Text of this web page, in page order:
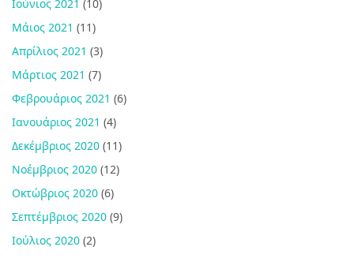
Ιούνιος 2021 (10)
Μάιος 2021 (11)
Απρίλιος 2021 (3)
Μάρτιος 2021 (7)
Φεβρουάριος 2021 (6)
Ιανουάριος 2021 (4)
Δεκέμβριος 2020 (11)
Νοέμβριος 2020 (12)
Οκτώβριος 2020 (6)
Σεπτέμβριος 2020 (9)
Ιούλιος 2020 (2)